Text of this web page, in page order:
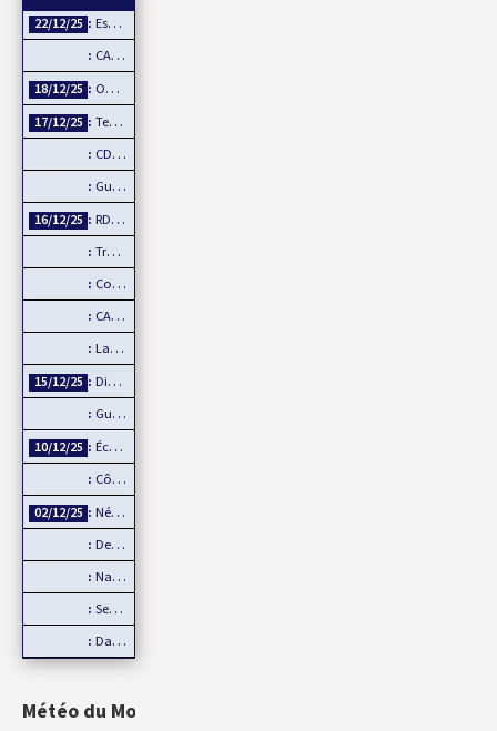
22/12/25
Esclavage et Colonialisme : Le Ghana, porte-voix pour…
CAN 2025 : Le Maroc démarre fort sa CAN
18/12/25 Ousmane SONKO : Fanon comme boussole de la souveraineté…
17/12/25
Tensions entre Washington et Pretoria sur fond de…
CDM 2026 : Trump interdit les supporters sénégalais…
Guinée : Un projet minier américain défie l’influence chinoise
16/12/25
RDC : le M23 annonce un retrait d’Uvira, mais…
Trump cherche-t-il à se payer la tête de la BBC ?
Connectivité totale Dakar-AIBD avec le TER : L’APIX annonce…
CAN 2025 : Ilay CAMARA forfait, Mamadou Lamine CAMARA…
La Coupe d’Afrique des Nations, un événement de plus en plus…
15/12/25
Diffusion intégrale de la CAN 2025 par Sportdigital Fußball, le…
Guinée-Bissau : la CEDEAO rejette la transition militaire
10/12/25
Échange de titres et d’espèces : L’UMOA comble son retard
Côte d’Ivoire – Burkina Faso : Reprise du dialogue
02/12/25
Négociations de paix en Ukraine : L’Europe mise de côté
Devant les menaces de la Chine, Taïwan joue la carte de…
Natalité : Les Français font moins d’enfants
Service Militaire Volontaire en France : Des nouveautés en 2025
Date de libération des internationaux pour la CAN 2025 : Rumeur ou…
Météo du Monde